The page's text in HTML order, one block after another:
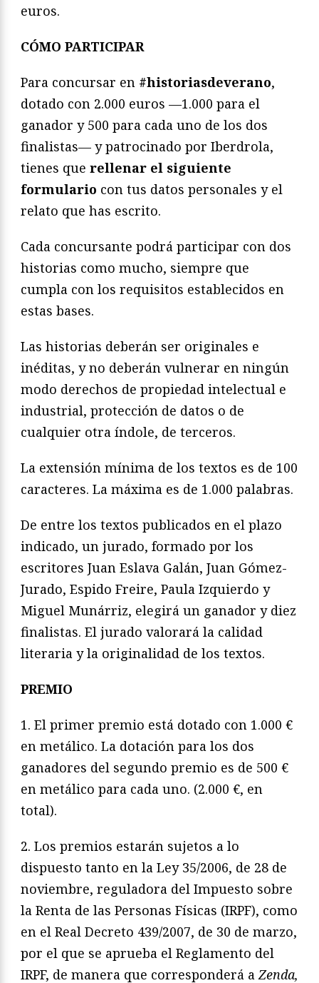
euros.
CÓMO PARTICIPAR
Para concursar en #historiasdeverano,
dotado con 2.000 euros —1.000 para el
ganador y 500 para cada uno de los dos
finalistas— y patrocinado por Iberdrola,
tienes que rellenar el siguiente
formulario con tus datos personales y el
relato que has escrito.
Cada concursante podrá participar con dos
historias como mucho, siempre que
cumpla con los requisitos establecidos en
estas bases.
Las historias deberán ser originales e
inéditas, y no deberán vulnerar en ningún
modo derechos de propiedad intelectual e
industrial, protección de datos o de
cualquier otra índole, de terceros.
La extensión mínima de los textos es de 100
caracteres. La máxima es de 1.000 palabras.
De entre los textos publicados en el plazo
indicado, un jurado, formado por los
escritores Juan Eslava Galán, Juan Gómez-
Jurado, Espido Freire, Paula Izquierdo y
Miguel Munárriz, elegirá un ganador y diez
finalistas. El jurado valorará la calidad
literaria y la originalidad de los textos.
PREMIO
1. El primer premio está dotado con 1.000 €
en metálico. La dotación para los dos
ganadores del segundo premio es de 500 €
en metálico para cada uno. (2.000 €, en
total).
2. Los premios estarán sujetos a lo
dispuesto tanto en la Ley 35/2006, de 28 de
noviembre, reguladora del Impuesto sobre
la Renta de las Personas Físicas (IRPF), como
en el Real Decreto 439/2007, de 30 de marzo,
por el que se aprueba el Reglamento del
IRPF, de manera que corresponderá aZenda,